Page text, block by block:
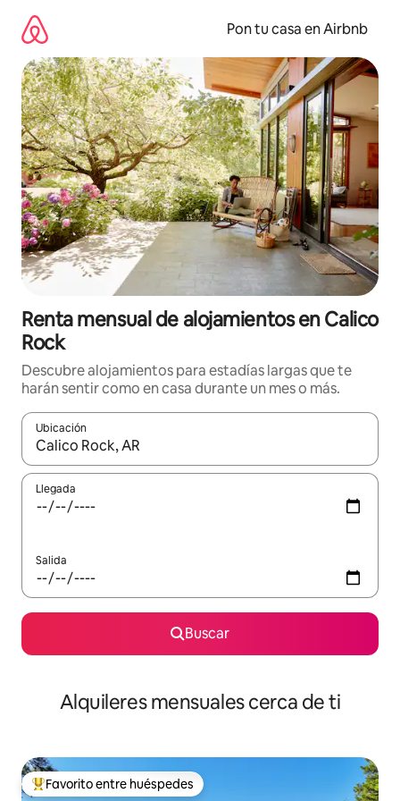
contenido
Pon tu casa en Airbnb
Renta mensual de alojamientos en Calico
Rock
Descubre alojamientos para estadías largas que te
harán sentir como en casa durante un mes o más.
Ubicación
Cuando los resultados estén disponibles, navega con las
Llegada
Salida
Buscar
Alquileres mensuales cerca de ti
Favorito entre huéspedes preferido
Favorito entre huéspedes